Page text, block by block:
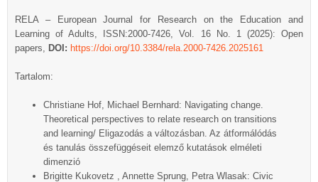
RELA – European Journal for Research on the Education and
Learning of Adults, ISSN:2000-7426, Vol. 16 No. 1 (2025): Open
papers, DOI: https://doi.org/10.3384/rela.2000-7426.2025161
Tartalom:
Christiane Hof, Michael Bernhard: Navigating change.
Theoretical perspectives to relate research on transitions
and learning/ Eligazodás a változásban. Az átformálódás
és tanulás összefüggéseit elemző kutatások elméleti
dimenzió
Brigitte Kukovetz , Annette Sprung, Petra Wlasak: Civic